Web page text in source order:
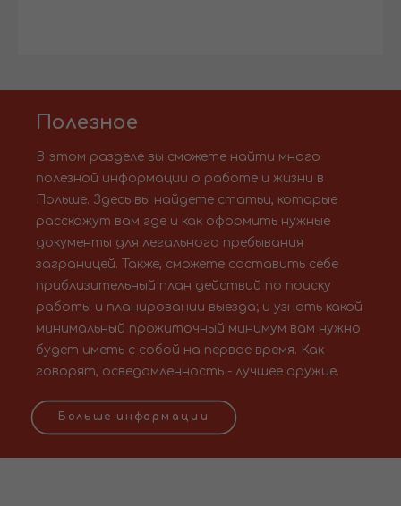
Полезное
В этом разделе вы сможете найти много
полезной информации о работе и жизни в
Польше. Здесь вы найдете статьи, которые
расскажут вам где и как оформить нужные
документы для легального пребывания
заграницей. Также, сможете составить себе
приблизительный план действий по поиску
работы и планировании выезда; и узнать какой
минимальный прожиточный минимум вам нужно
будет иметь с собой на первое время. Как
говорят, осведомленность - лучшее оружие.
Больше информации